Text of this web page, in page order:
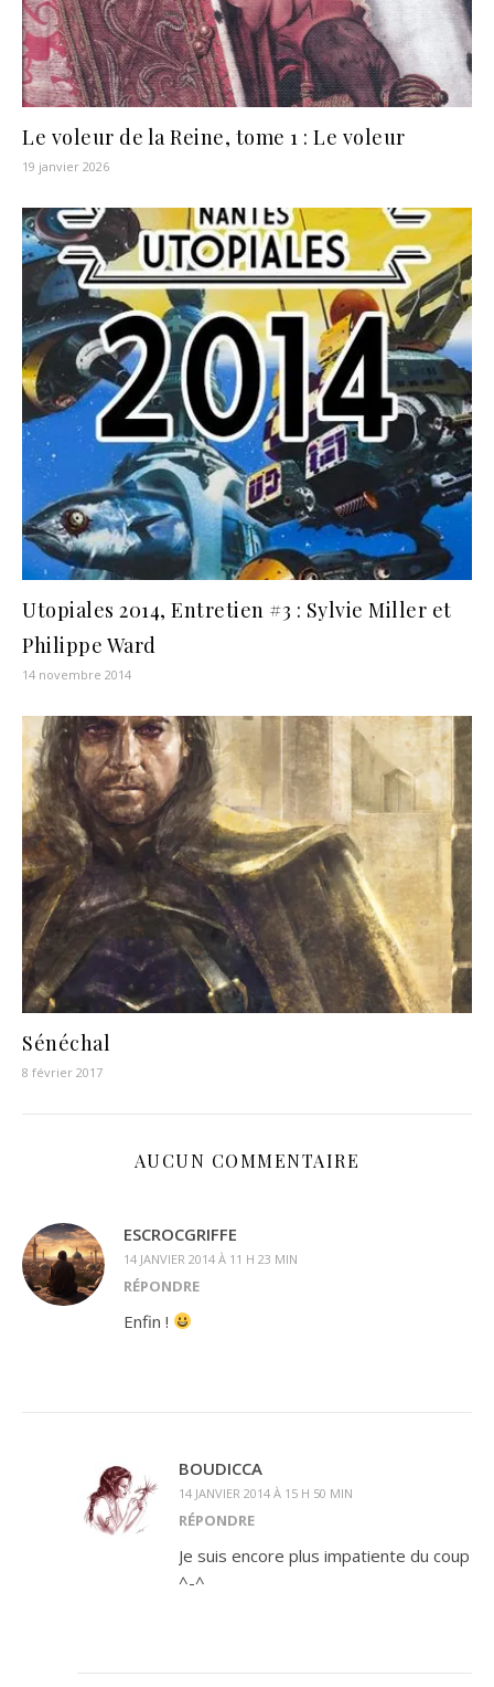
Le voleur de la Reine, tome 1 : Le voleur
19 janvier 2026
Utopiales 2014, Entretien #3 : Sylvie Miller et
Philippe Ward
14 novembre 2014
Sénéchal
8 février 2017
AUCUN COMMENTAIRE
ESCROCGRIFFE
14 JANVIER 2014 À 11 H 23 MIN
RÉPONDRE
Enfin !
BOUDICCA
14 JANVIER 2014 À 15 H 50 MIN
RÉPONDRE
Je suis encore plus impatiente du coup
^-^